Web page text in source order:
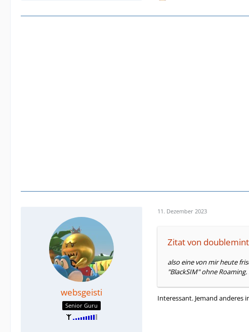
websgeisti
Senior Guru
11. Dezember 2023
Zitat von doublemint
also eine von mir heute
"BlackSIM" ohne
Interessant. Jemand anderes